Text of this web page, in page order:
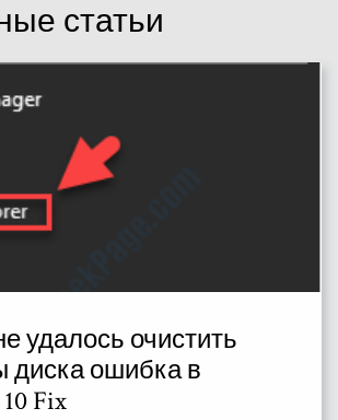
статьи
удалось очистить
диска ошибка в
Fix